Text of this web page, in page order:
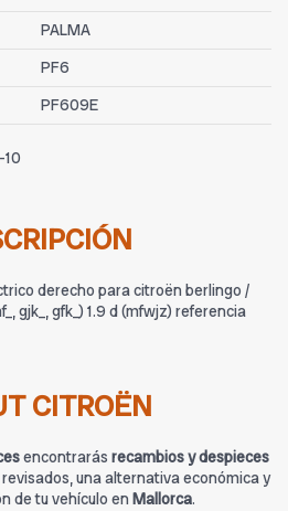
PALMA
PF6
PF609E
derecho para citroën berlingo /
gjk_, gfk_) 1.9 d (mfwjz) referencia
CITROËN
encontrarás recambios y despieces
una alternativa económica y
de tu vehículo en Mallorca.